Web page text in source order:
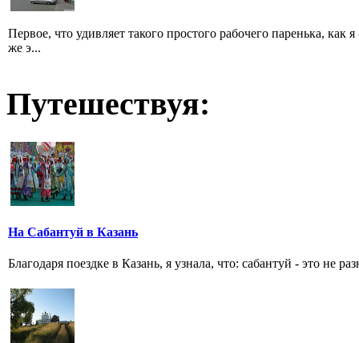
Первое, что удивляет такого простого рабочего паренька,
же э...
Путешествуя:
На Сабантуй в Казань
Благодаря поездке в Казань, я узнала, что: сабантуй - это не